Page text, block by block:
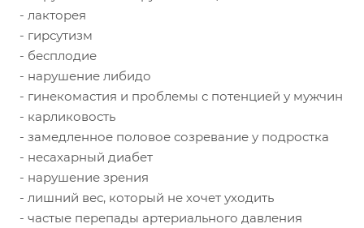
- лакторея
- гирсутизм
- бесплодие
- нарушение либидо
- гинекомастия и проблемы с потенцией у мужчин
- карликовость
- замедленное половое созревание у подростка
- несахарный диабет
- нарушение зрения
- лишний вес, который не хочет уходить
- частые перепады артериального давления